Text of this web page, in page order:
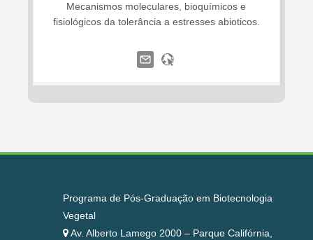
Mecanismos moleculares, bioquímicos e
fisiológicos da tolerância a estresses abioticos.
Programa de Pós-Graduação em Biotecnologia
Vegetal
Av. Alberto Lamego 2000 – Parque Califórnia,